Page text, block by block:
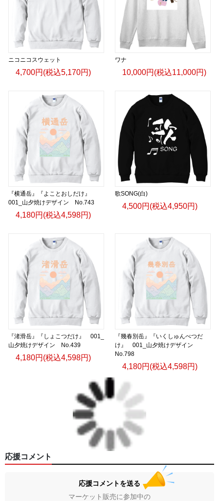
ニコニコスウェット
4,700円(税込5,170円)
ワナ
10,000円(税込11,000円)
『横通岳』『よことおしだけ』
001_山夕焼けデザイン No.743
4,180円(税込4,598円)
歌SONG(白)
4,500円(税込4,950円)
『渚滑岳』『しょこつだけ』 001_
山夕焼けデザイン No.439
4,180円(税込4,598円)
『幾春別岳』『いくしゅんべつだ
け』 001_山夕焼けデザイン
No.798
4,180円(税込4,598円)
応援コメント
応援コメントを送る
マーケット販売に参加中の